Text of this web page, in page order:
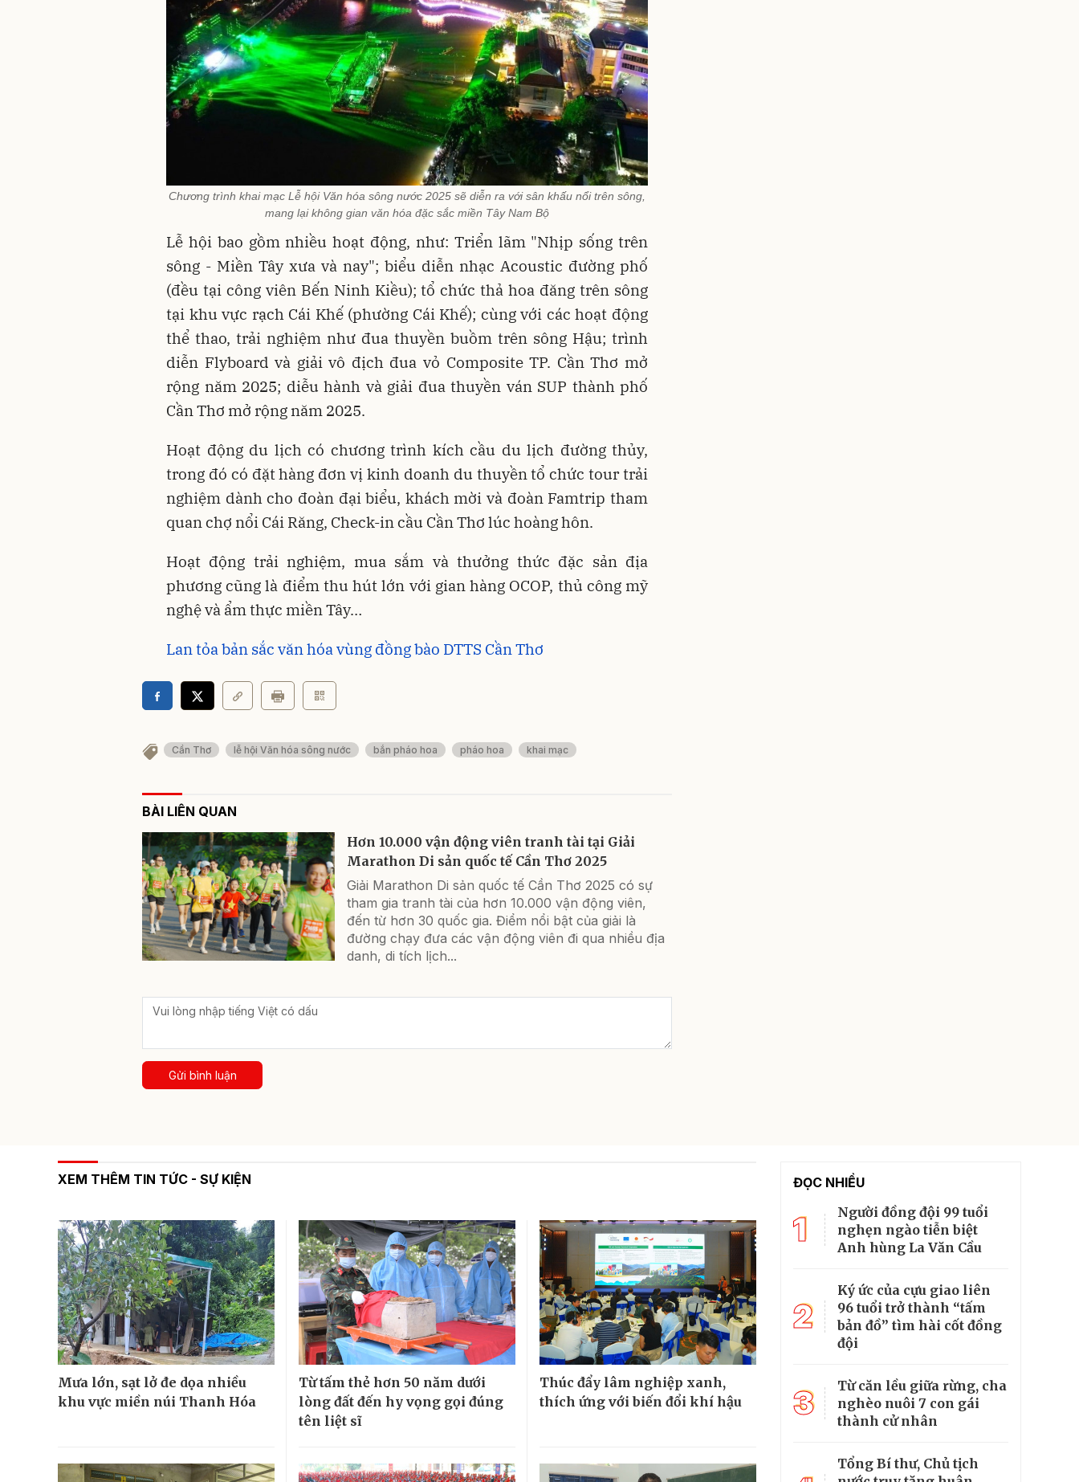
Chương trình khai mạc Lễ hội Văn hóa sông nước 2025 sẽ diễn ra với sân khấu nổi trên sông,
mang lại không gian văn hóa đặc sắc miền Tây Nam Bộ
Lễ hội bao gồm nhiều hoạt động, như: Triển lãm "Nhịp sống trên
sông - Miền Tây xưa và nay"; biểu diễn nhạc Acoustic đường phố
(đều tại công viên Bến Ninh Kiều); tổ chức thả hoa đăng trên sông
tại khu vực rạch Cái Khế (phường Cái Khế); cùng với các hoạt động
thể thao, trải nghiệm như đua thuyền buồm trên sông Hậu; trình
diễn Flyboard và giải vô địch đua vỏ Composite TP. Cần Thơ mở
rộng năm 2025; diễu hành và giải đua thuyền ván SUP thành phố
Cần Thơ mở rộng năm 2025.
Hoạt động du lịch có chương trình kích cầu du lịch đường thủy,
trong đó có đặt hàng đơn vị kinh doanh du thuyền tổ chức tour trải
nghiệm dành cho đoàn đại biểu, khách mời và đoàn Famtrip tham
quan chợ nổi Cái Răng, Check-in cầu Cần Thơ lúc hoàng hôn.
Hoạt động trải nghiệm, mua sắm và thưởng thức đặc sản địa
phương cũng là điểm thu hút lớn với gian hàng OCOP, thủ công mỹ
nghệ và ẩm thực miền Tây…
Lan tỏa bản sắc văn hóa vùng đồng bào DTTS Cần Thơ
Cần Thơ lễ hội Văn hóa sông nước bắn pháo hoa pháo hoa khai mạc
BÀI LIÊN QUAN
Hơn 10.000 vận động viên tranh tài tại Giải
Marathon Di sản quốc tế Cần Thơ 2025
Giải Marathon Di sản quốc tế Cần Thơ 2025 có sự
tham gia tranh tài của hơn 10.000 vận động viên,
đến từ hơn 30 quốc gia. Điểm nổi bật của giải là
đường chạy đưa các vận động viên đi qua nhiều địa
danh, di tích lịch...
Gửi bình luận
XEM THÊM TIN TỨC - SỰ KIỆN
Mưa lớn, sạt lở đe dọa nhiều
khu vực miền núi Thanh Hóa
Từ tấm thẻ hơn 50 năm dưới
lòng đất đến hy vọng gọi đúng
tên liệt sĩ
Thúc đẩy lâm nghiệp xanh,
thích ứng với biến đổi khí hậu
ĐỌC NHIỀU
1
Người đồng đội 99 tuổi
nghẹn ngào tiễn biệt
Anh hùng La Văn Cầu
2
Ký ức của cựu giao liên
96 tuổi trở thành “tấm
bản đồ” tìm hài cốt đồng
đội
3
Từ căn lều giữa rừng, cha
nghèo nuôi 7 con gái
thành cử nhân
Tổng Bí thư, Chủ tịch